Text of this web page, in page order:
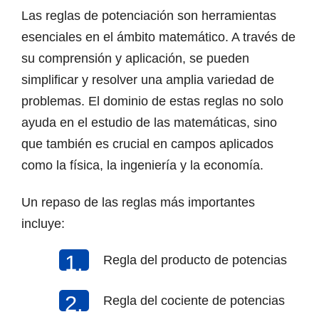
Las reglas de potenciación son herramientas
esenciales en el ámbito matemático. A través de
su comprensión y aplicación, se pueden
simplificar y resolver una amplia variedad de
problemas. El dominio de estas reglas no solo
ayuda en el estudio de las matemáticas, sino
que también es crucial en campos aplicados
como la física, la ingeniería y la economía.
Un repaso de las reglas más importantes
incluye:
Regla del producto de potencias
Regla del cociente de potencias